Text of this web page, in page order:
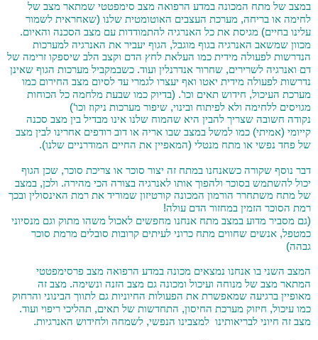
במצב של מתח המכונה במדע הרפואה מצב סימפטטי שמתאר מצב של
לחימה או בריחה, מערכת העצבים האוטומטית שלנו (שאחראית לשמור
עלינו בחיים) מגיסת את כל האנרגיה להתמודדות עם מצב הסכנה והאיום.
מכוון שמשאב האנרגיה בגוף מוגבל, הגוף יעביר את האנרגיה למערכות
הנדרשות לפעולה מידית כמו העלאת לחץ הדם וקצב הלב שיספקו זרימה של
דם ואנרגיה לשרירים, שחרור אנדרנלין ועוד. כשבמקביל מערכות הגוף שאינן
נדרשות לפעולה מידית יאטו ואף יעצרו לגמרי עד לסיום מצב החירום כמו
מערכת העיכול, חידוש תאים וכו‘. (בדיוק כמו שבעת מלחמה כל הכוחות
מגויסים ללחימה ולא לפיתוח ובינוי, שיפור מערכות ניקוז וכו‘)
נקודה חשובה שצריך להבין היא שהמוח שלנו אינו מבדיל בין מצב סכנה
קייומי (אמיתי) כמו למשל במצב שבו אריה או דוב רודפים אחרינו לבין מצב
של פחד נפשי או מתח מנטלי (המאפיין את החיים המודרניים שלנו).
דבר נוסף שקורה כשאנחנו במתח זה יצור סוכר או צריכת סוכר, שכן הגוף
יכול להשתמש בסוכר ולהפוך אותו לאנרגיה בצורה הכי מהירה. ולכן, במצב
של מתח משתחרר הורמון המכונה קורטיזון שמוריד את רמת האינסולין ובכך
רמת הסוכר הזמין במחזור הדם עולה!
(גם מסביר מדוע במצב מתח אנחנו מחפשים לאכול משהו מתוק וגם מנסיוני
כמטפל, אנשים שחווים מתח כרוני לעיתים קרובות סובלים מרמת סוכר
גבהה)
המצב השני בו אנחנו נמצאים מכונה במדע הרפואה מצב פרסימפטטי
המתאר מצב של מנוחה ועיכול ומכונה גם מצב הזנה ונשימה. מצב זה
מאופיין ברגיעה שמאפשרת את הפעולות החיוניות גם לתווך הבינוני והרחוק
כמו עיכול, חיזוק מערכת החיסון, התחדשות של תאים, תהליכי ריפוי ועוד.
מצב זה חיוני לבריאותינו למצבינו הנפשי, לשמחה ולחידוש האנרגיות.